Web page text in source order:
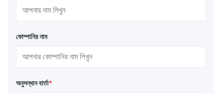
কোম্পানির নাম
অনুসন্ধান বার্তা*